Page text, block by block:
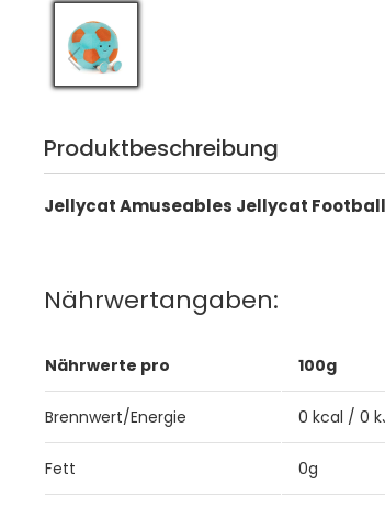
Produktbeschreibung
Jellycat Amuseables Jellycat Football
Nährwertangaben:
Nährwerte pro 100g
Brennwert/Energie 0 kcal / 0
Fett 0g